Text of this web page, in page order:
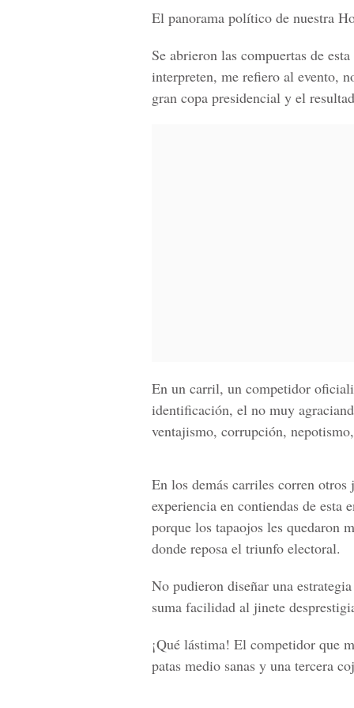
El panorama político de nuestra
Se abrieron las compuertas de
interpreten, me refiero al evento,
gran copa presidencial y el
En un carril, un competidor
identificación, el no muy
ventajismo, corrupción,
En los demás carriles corren
experiencia en contiendas de esta
porque los tapaojos les quedaron
donde reposa el triunfo electoral.
No pudieron diseñar una
suma facilidad al jinete
¡Qué lástima! El competidor que
patas medio sanas y una tercera